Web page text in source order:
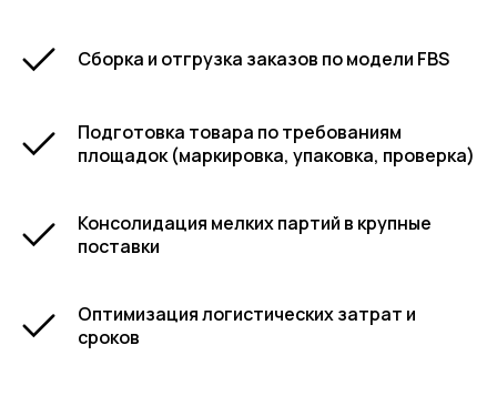
Сборка и отгрузка заказов по модели FBS
Подготовка товара по требованиям
площадок (маркировка, упаковка, проверка)
Консолидация мелких партий в крупные
поставки
Оптимизация логистических затрат и
сроков